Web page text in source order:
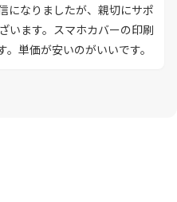
になりましたが、親切にサポ
います。スマホカバーの印刷
単価が安いのがいいです。